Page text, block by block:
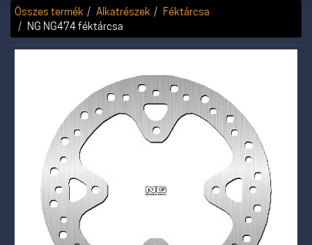
Összes termék Alkatrészek
Féktárcsa
NG NG474 féktárcsa